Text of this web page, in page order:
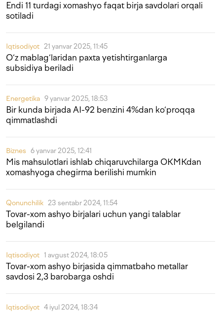
Endi 11 turdagi xomashyo faqat birja savdolari orqali
sotiladi
Iqtisodiyot 21 yanvar 2025, 11:45
O‘z mablag‘laridan paxta yetishtirganlarga
subsidiya beriladi
Energetika 9 yanvar 2025, 18:53
Bir kunda birjada AI-92 benzini 4%dan ko‘proqqa
qimmatlashdi
Biznes 6 yanvar 2025, 12:41
Mis mahsulotlari ishlab chiqaruvchilarga OKMKdan
xomashyoga chegirma berilishi mumkin
Qonunchilik 23 sentabr 2024, 11:54
Tovar-xom ashyo birjalari uchun yangi talablar
belgilandi
Iqtisodiyot 1 avgust 2024, 18:05
Tovar-xom ashyo birjasida qimmatbaho metallar
savdosi 2,3 barobarga oshdi
Iqtisodiyot 4 iyul 2024, 18:34